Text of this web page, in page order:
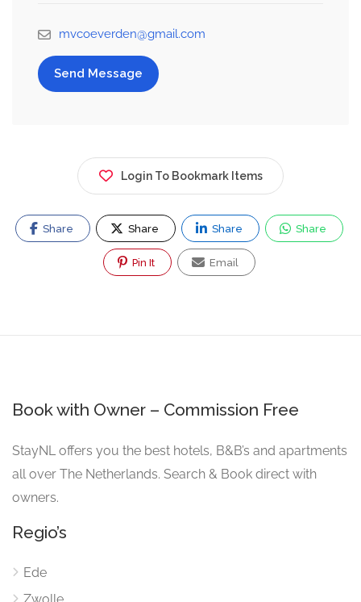
mvcoeverden@gmail.com
Send Message
Login To Bookmark Items
Share Share Share Share
Pin It Email
Book with Owner – Commission Free
StayNL offers you the best hotels, B&B’s and apartments
all over The Netherlands. Search & Book direct with
owners.
Regio’s
Ede